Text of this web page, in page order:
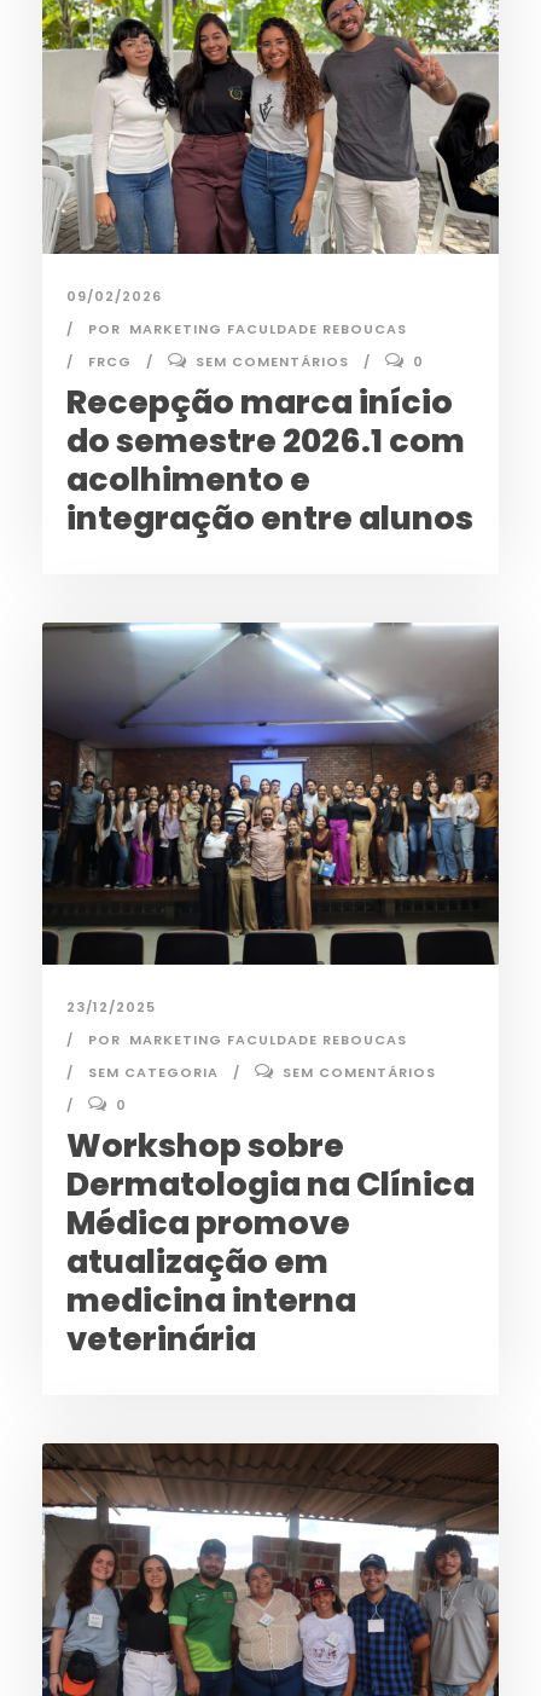
09/02/2026
POR MARKETING FACULDADE REBOUCAS
FRCG
SEM COMENTÁRIOS 0
Recepção marca início
do semestre 2026.1 com
acolhimento e
integração entre alunos
23/12/2025
POR MARKETING FACULDADE REBOUCAS
SEM CATEGORIA
SEM COMENTÁRIOS
0
Workshop sobre
Dermatologia na Clínica
Médica promove
atualização em
medicina interna
veterinária